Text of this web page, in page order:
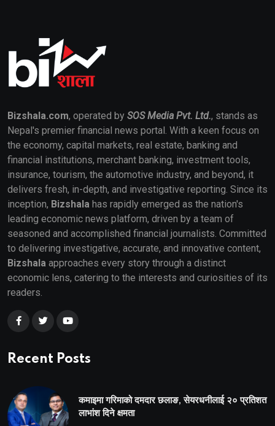
Bizshala.com, operated by SOS Media Pvt. Ltd., stands as
Nepal's premier financial news portal. With a keen focus on
the economy, capital markets, real estate, banking and
financial institutions, merchant banking, investment tools,
insurance, tourism, the automotive industry, and beyond, it
delivers fresh, in-depth, and investigative reporting. Since its
inception, Bizshala has rapidly emerged as the nation's
leading economic news platform, driven by a team of
seasoned and accomplished financial journalists. Committed
to delivering investigative, accurate, and innovative content,
Bizshala approaches every story through a distinct
economic lens, catering to the interests and curiosities of its
readers.
Recent Posts
कमाइमा गरिमाको दमदार छलाङ, सेयरधनीलाई २० प्रतिशत
लाभांश दिने क्षमता